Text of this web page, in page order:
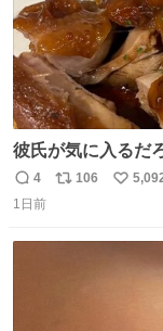
彼氏が気に入るだ
美味しい美味しい
返
信
4
リ
106
い
1日前